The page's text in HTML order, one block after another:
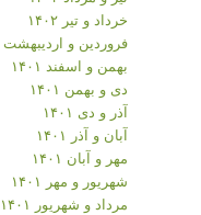
خرداد و تیر ۱۴۰۲
فروردین و اردیبهشت ۱۴۰۲
بهمن و اسفند ۱۴۰۱
دی و بهمن ۱۴۰۱
آذر و دی ۱۴۰۱
آبان و آذر ۱۴۰۱
مهر و آبان ۱۴۰۱
شهریور و مهر ۱۴۰۱
مرداد و شهریور ۱۴۰۱